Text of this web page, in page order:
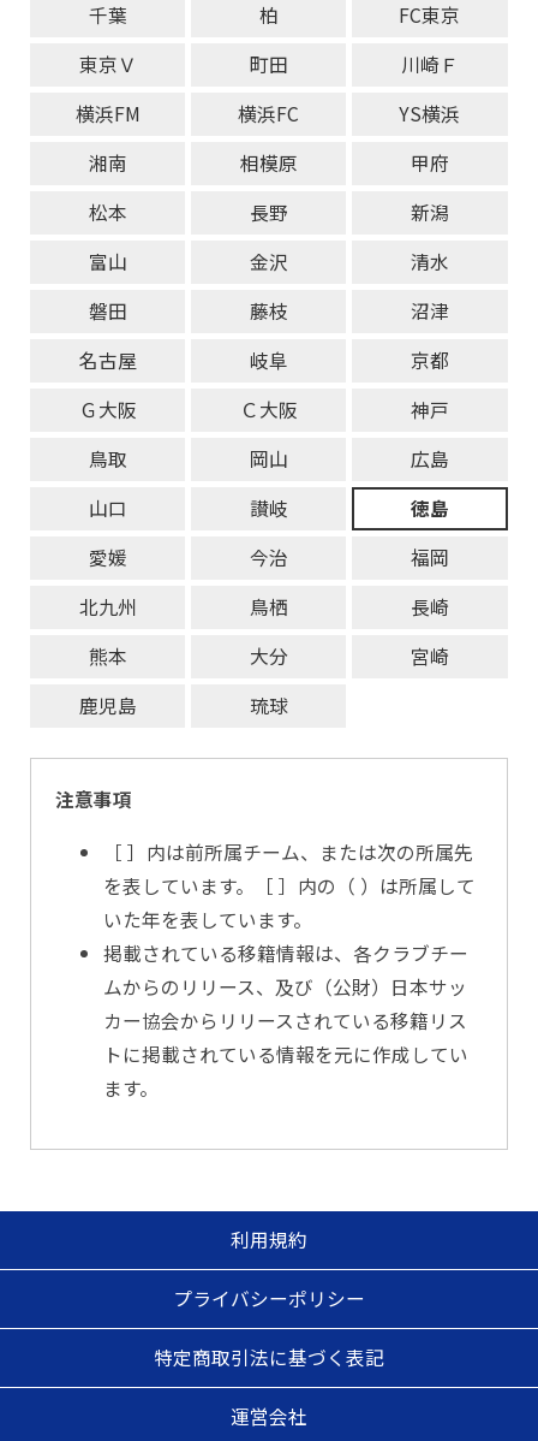
千葉
柏
FC東京
東京Ｖ
町田
川崎Ｆ
横浜FM
横浜FC
YS横浜
湘南
相模原
甲府
松本
長野
新潟
富山
金沢
清水
磐田
藤枝
沼津
名古屋
岐阜
京都
Ｇ大阪
Ｃ大阪
神戸
鳥取
岡山
広島
山口
讃岐
徳島
愛媛
今治
福岡
北九州
鳥栖
長崎
熊本
大分
宮崎
鹿児島
琉球
注意事項
［ ］内は前所属チーム、または次の所属先
を表しています。［ ］内の（ ）は所属して
いた年を表しています。
掲載されている移籍情報は、各クラブチー
ムからのリリース、及び（公財）日本サッ
カー協会からリリースされている移籍リス
トに掲載されている情報を元に作成してい
ます。
利用規約
プライバシーポリシー
特定商取引法に基づく表記
運営会社